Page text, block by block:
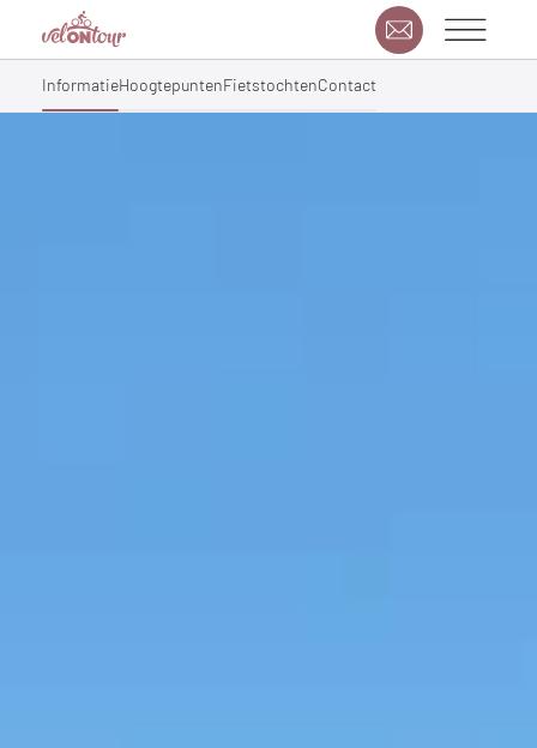
InformatieHoogtepuntenFietstochtenContact